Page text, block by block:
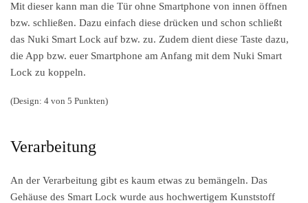
Mit dieser kann man die Tür ohne Smartphone von innen öffnen
bzw. schließen. Dazu einfach diese drücken und schon schließt
das Nuki Smart Lock auf bzw. zu. Zudem dient diese Taste dazu,
die App bzw. euer Smartphone am Anfang mit dem Nuki Smart
Lock zu koppeln.
(Design: 4 von 5 Punkten)
Verarbeitung
An der Verarbeitung gibt es kaum etwas zu bemängeln. Das
Gehäuse des Smart Lock wurde aus hochwertigem Kunststoff